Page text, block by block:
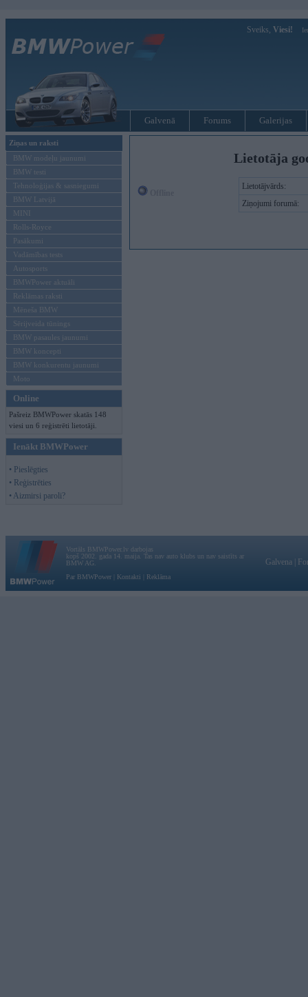
Sveiks, Viesi!
Galvenā Forums Galerijas
Ziņas un raksti
BMW modeļu jaunumi
BMW testi
Tehnoloģijas & sasniegumi
BMW Latvijā
MINI
Rolls-Royce
Pasākumi
Vadāmības tests
Autosports
BMWPower aktuāli
Reklāmas raksti
Mēneša BMW
Sērijveida tūnings
BMW pasaules jaunumi
BMW koncepti
BMW konkurentu jaunumi
Moto
Online
Pašreiz BMWPower skatās 148
viesi un 6 reģistrēti lietotāji.
Ienākt BMWPower
• Pieslēgties
• Reģistrēties
• Aizmirsi paroli?
Lietotāja
Lietotājvārds:
Ziņojumi forumā:
Vortāls BMWPower.lv darbojas
kopš 2002. gada 14. maija. Tas nav auto klubs un nav saistīts ar
BMW AG.
Par BMWPower
Kontakti Reklāma
Galvena